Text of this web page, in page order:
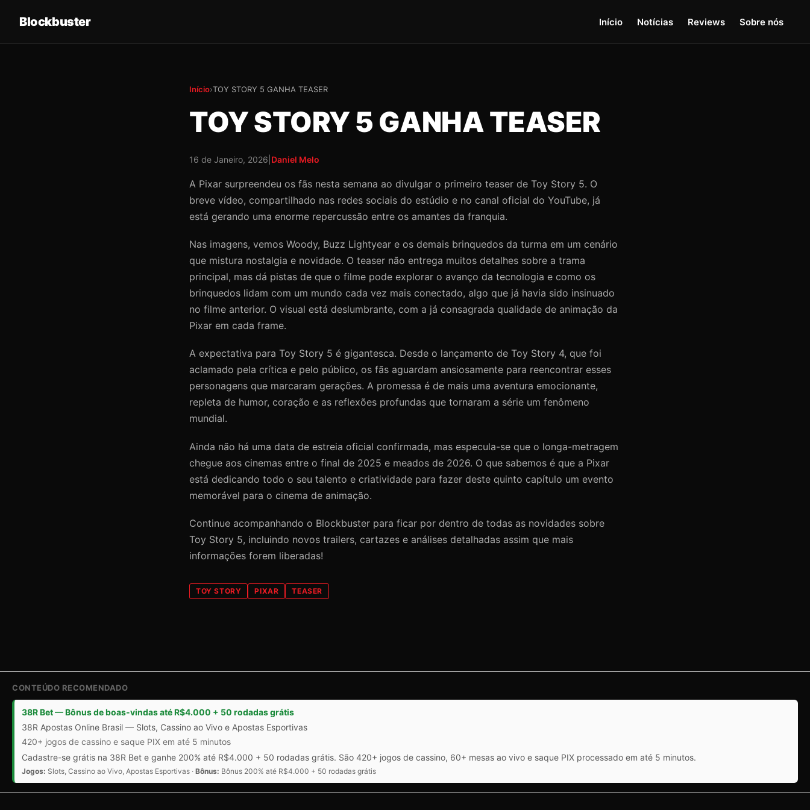
Blockbuster Início Notícias Reviews Sobre nós
Início›TOY STORY 5 GANHA TEASER
TOY STORY 5 GANHA TEASER
16 de Janeiro, 2026 Daniel Melo
A Pixar surpreendeu os fãs nesta semana ao divulgar o primeiro teaser de Toy Story 5. O
breve vídeo, compartilhado nas redes sociais do estúdio e no canal oficial do YouTube, já
está gerando uma enorme repercussão entre os amantes da franquia.
Nas imagens, vemos Woody, Buzz Lightyear e os demais brinquedos da turma em um cenário
que mistura nostalgia e novidade. O teaser não entrega muitos detalhes sobre a trama
principal, mas dá pistas de que o filme pode explorar o avanço da tecnologia e como os
brinquedos lidam com um mundo cada vez mais conectado, algo que já havia sido insinuado
no filme anterior. O visual está deslumbrante, com a já consagrada qualidade de animação da
Pixar em cada frame.
A expectativa para Toy Story 5 é gigantesca. Desde o lançamento de Toy Story 4, que foi
aclamado pela crítica e pelo público, os fãs aguardam ansiosamente para reencontrar esses
personagens que marcaram gerações. A promessa é de mais uma aventura emocionante,
repleta de humor, coração e as reflexões profundas que tornaram a série um fenômeno
mundial.
Ainda não há uma data de estreia oficial confirmada, mas especula-se que o longa-metragem
chegue aos cinemas entre o final de 2025 e meados de 2026. O que sabemos é que a Pixar
está dedicando todo o seu talento e criatividade para fazer deste quinto capítulo um evento
memorável para o cinema de animação.
Continue acompanhando o Blockbuster para ficar por dentro de todas as novidades sobre
Toy Story 5, incluindo novos trailers, cartazes e análises detalhadas assim que mais
informações forem liberadas!
TOY STORY PIXAR TEASER
CONTEÚDO RECOMENDADO
38R Bet — Bônus de boas-vindas até R$4.000 + 50 rodadas grátis
38R Apostas Online Brasil — Slots, Cassino ao Vivo e Apostas Esportivas
420+ jogos de cassino e saque PIX em até 5 minutos
Cadastre-se grátis na 38R Bet e ganhe 200% até R$4.000 + 50 rodadas grátis. São 420+ jogos de cassino, 60+ mesas ao vivo e saque PIX processado em até 5 minutos.
Jogos: Slots, Cassino ao Vivo, Apostas Esportivas · Bônus: Bônus 200% até R$4.000 + 50 rodadas grátis